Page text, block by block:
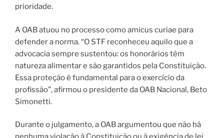
prioridade.
A OAB atuou no processo como amicus curiae para
defender a norma. “O STF reconheceu aquilo que a
advocacia sempre sustentou: os honorários têm
natureza alimentar e são garantidos pela Constituição.
Essa proteção é fundamental para o exercício da
profissão”, afirmou o presidente da OAB Nacional, Beto
Simonetti.
Durante o julgamento, a OAB argumentou que não há